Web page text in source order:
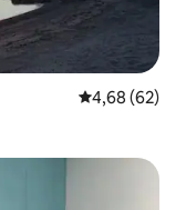
Évaluation
4,68 (62)